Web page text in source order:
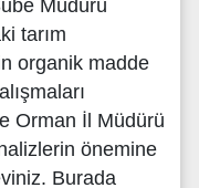
Müdürü
tarım
organik madde
Orman İl Müdürü
önemine
Burada